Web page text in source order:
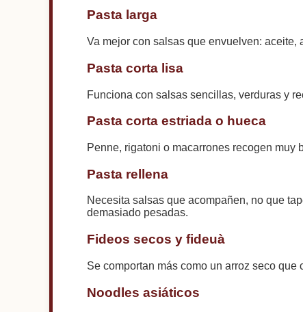
Pasta larga
Va mejor con salsas que envuelven:
Pasta corta lisa
Funciona con salsas sencillas, verduras y
Pasta corta estriada o hueca
Penne, rigatoni o macarrones recogen muy
Pasta rellena
Necesita salsas que acompañen, no que
demasiado pesadas.
Fideos secos y fideuà
Se comportan más como un arroz seco
Noodles asiáticos